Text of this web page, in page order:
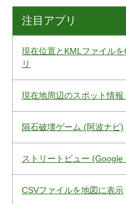
注目アプリ
現在位置とKMLファイル
リ
現在地周辺のスポット情
隕石破壊ゲーム (阿波ナビ)
ストリートビュー (Google
CSVファイルを地図に表示